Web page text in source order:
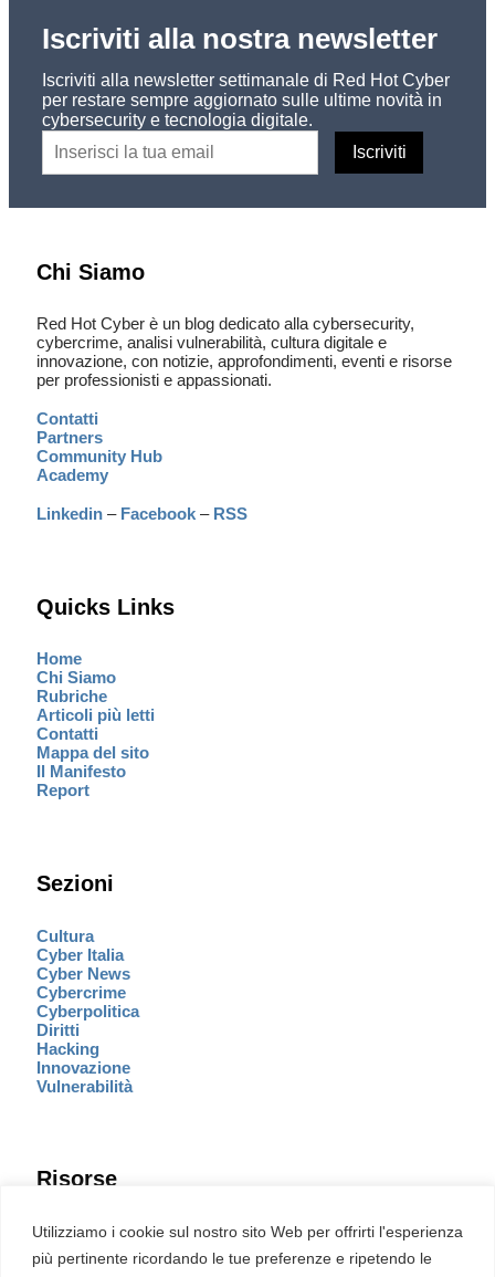
Utilizziamo i cookie sul nostro sito Web per offrirti l'esperienza
più pertinente ricordando le tue preferenze e ripetendo le
Iscriviti alla nostra newsletter
Iscriviti alla newsletter settimanale di Red Hot Cyber
per restare sempre aggiornato sulle ultime novità in
cybersecurity e tecnologia digitale.
Chi Siamo
Red Hot Cyber è un blog dedicato alla cybersecurity,
cybercrime, analisi vulnerabilità, cultura digitale e
innovazione, con notizie, approfondimenti, eventi e risorse
per professionisti e appassionati.
Contatti
Partners
Community Hub
Academy
Linkedin – Facebook – RSS
Quicks Links
Home
Chi Siamo
Rubriche
Articoli più letti
Contatti
Mappa del sito
Il Manifesto
Report
Sezioni
Cultura
Cyber Italia
Cyber News
Cybercrime
Cyberpolitica
Diritti
Hacking
Innovazione
Vulnerabilità
Risorse
Eventi
Fumetto Cyber
Newsletter